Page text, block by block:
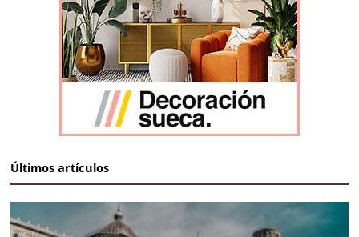
Últimos artículos